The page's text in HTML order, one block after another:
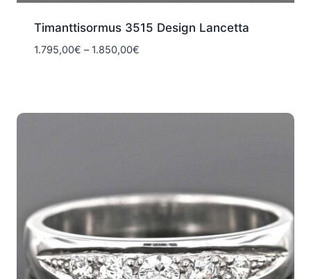
Timanttisormus 3515 Design Lancetta
1.795,00€ – 1.850,00€Hintaluokka: